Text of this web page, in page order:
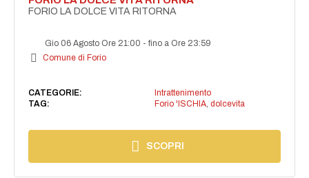
FORIO LA DOLCE VITA RITORNA
Gio 06 Agosto Ore 21:00 -fino a Ore 23:59
Comune di Forio
CATEGORIE:
Intrattenimento
TAG:
Forio 'ISCHIA, dolcevita
SCOPRI